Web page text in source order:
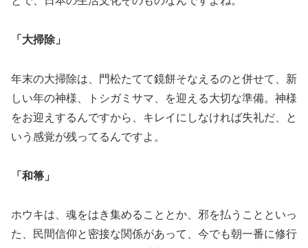
「大掃除」
年末の大掃除は、門松たてて鏡餅そなえるのと併せて、新
しい年の神様、トシガミサマ、を迎える大切な準備。神様
をお迎えするんですから、キレイにしなければ失礼だ、と
いう感覚が残ってるんですよ。
「和箒」
ホウキは、魂をはき集めることとか、邪を払うことといっ
た、民間信仰と密接な関係があって、今でも朝一番に修行